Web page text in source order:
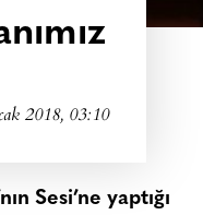
2018, 03:10
Sesi’ne yaptığı